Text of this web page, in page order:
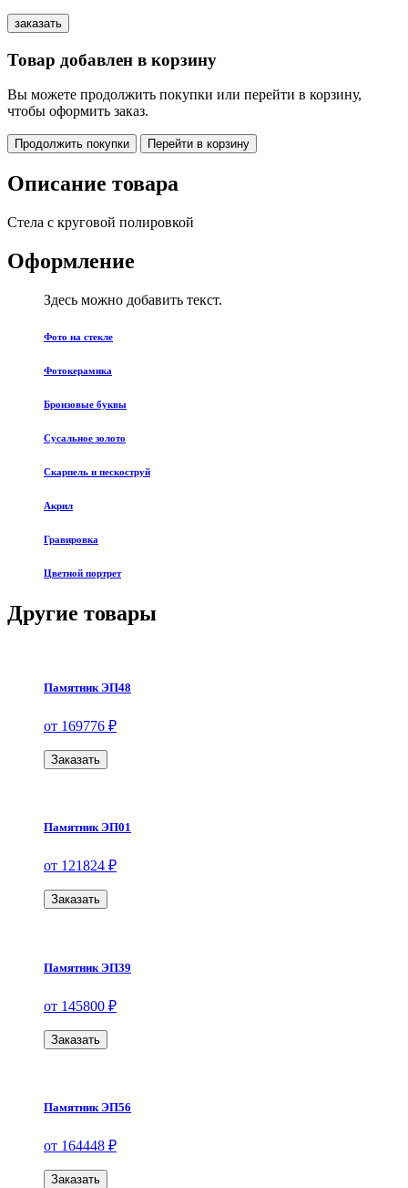
Товар добавлен в корзину
Вы можете продолжить покупки или перейти в корзину,
чтобы оформить заказ.
Продолжить покупки Перейти в корзину
Описание товара
Стела с круговой полировкой
Оформление
Здесь можно добавить текст.
Фото на стекле
Фотокерамика
Бронзовые буквы
Сусальное золото
Скарпель и пескоструй
Акрил
Гравировка
Цветной портрет
Другие товары
Памятник ЭП48
от 169776 ₽
Заказать
Памятник ЭП01
от 121824 ₽
Заказать
Памятник ЭП39
от 145800 ₽
Заказать
Памятник ЭП56
от 164448 ₽
Заказать